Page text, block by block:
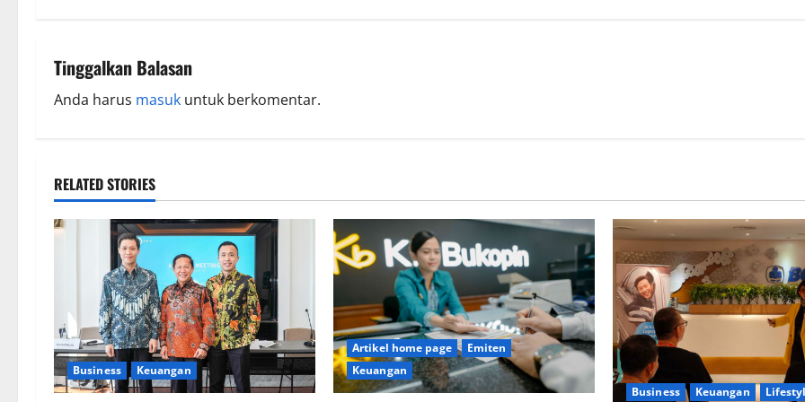
Tinggalkan Balasan
Anda harus masuk untuk berkomentar.
RELATED STORIES
Business Keuangan
Artikel home page
Emiten
Keuangan
Business
Keuangan